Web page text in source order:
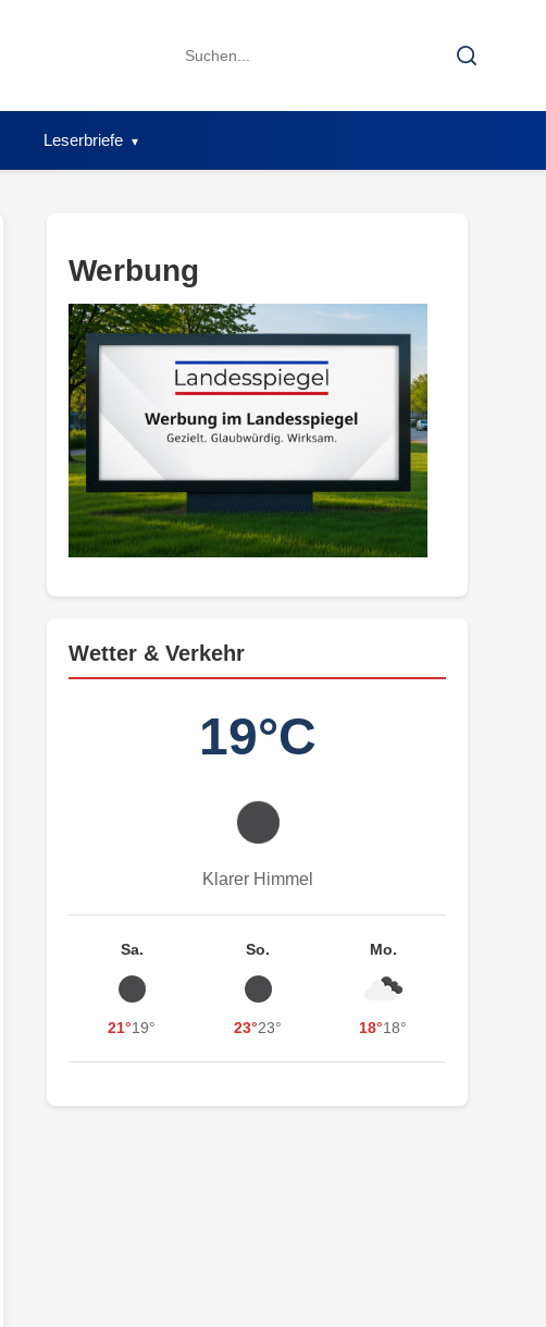
Search
Search
Leserbriefe
Werbung
Wetter & Verkehr
19°C
Klarer Himmel
Sa.
21°19°
So.
23°23°
Mo.
18°18°